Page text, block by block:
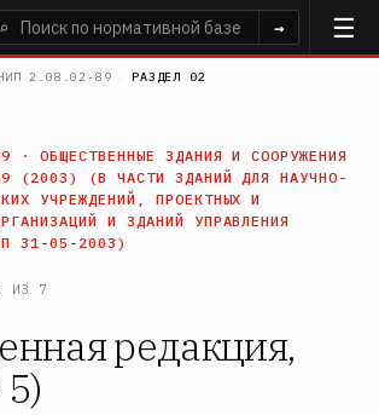
⌕ →
2.08.02-89 › РАЗДЕЛ 02
· ОБЩЕСТВЕННЫЕ ЗДАНИЯ И СООРУЖЕНИЯ
(2003) (В ЧАСТИ ЗДАНИЙ ДЛЯ НАУЧНО-
УЧРЕЖДЕНИЙ, ПРОЕКТНЫХ И
И ЗДАНИЙ УПРАВЛЕНИЯ
31-05-2003)
ИЗ 7
редакция,